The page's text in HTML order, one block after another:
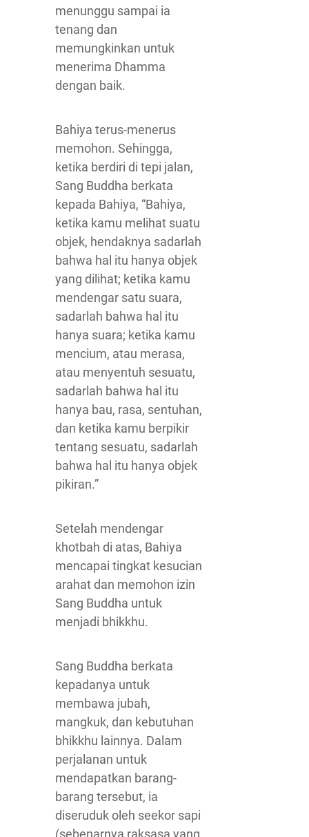
menunggu sampai ia
tenang dan
memungkinkan untuk
menerima Dhamma
dengan baik.
Bahiya terus-menerus
memohon. Sehingga,
ketika berdiri di tepi jalan,
Sang Buddha berkata
kepada Bahiya, “Bahiya,
ketika kamu melihat suatu
objek, hendaknya sadarlah
bahwa hal itu hanya objek
yang dilihat; ketika kamu
mendengar satu suara,
sadarlah bahwa hal itu
hanya suara; ketika kamu
mencium, atau merasa,
atau menyentuh sesuatu,
sadarlah bahwa hal itu
hanya bau, rasa, sentuhan,
dan ketika kamu berpikir
tentang sesuatu, sadarlah
bahwa hal itu hanya objek
pikiran.”
Setelah mendengar
khotbah di atas, Bahiya
mencapai tingkat kesucian
arahat dan memohon izin
Sang Buddha untuk
menjadi bhikkhu.
Sang Buddha berkata
kepadanya untuk
membawa jubah,
mangkuk, dan kebutuhan
bhikkhu lainnya. Dalam
perjalanan untuk
mendapatkan barang-
barang tersebut, ia
diseruduk oleh seekor sapi
(sebenarnya raksasa yang